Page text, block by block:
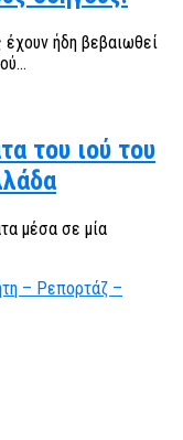
ήδη βεβαιωθεί
του ιού του
μέσα σε μία